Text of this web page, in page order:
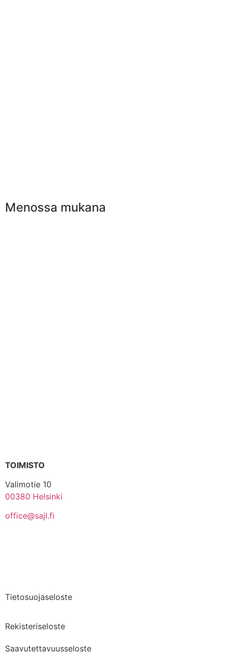
Menossa mukana
TOIMISTO
Valimotie 10
00380 Helsinki
office@sajl.fi
Tietosuojaseloste
Rekisteriseloste
Saavutettavuusseloste